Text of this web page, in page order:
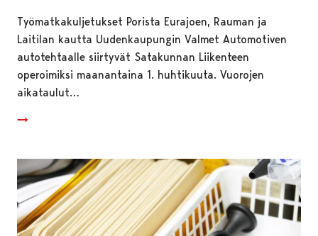
Työmatkakuljetukset Porista Eurajoen, Rauman ja
Laitilan kautta Uudenkaupungin Valmet Automotiven
autotehtaalle siirtyvät Satakunnan Liikenteen
operoimiksi maanantaina 1. huhtikuuta. Vuorojen
aikataulut…